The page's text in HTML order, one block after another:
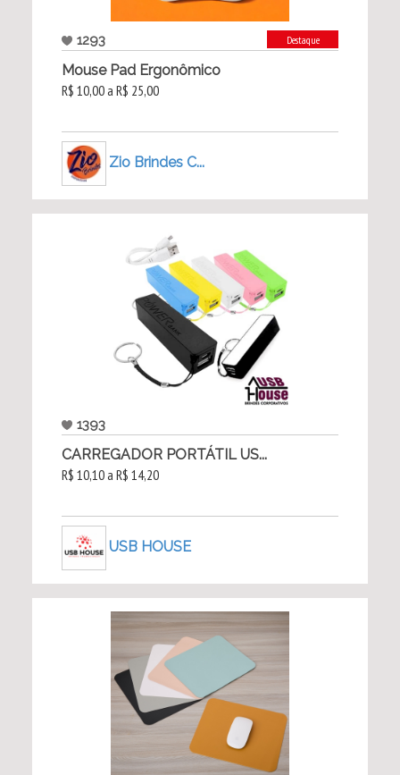
1293 Destaque
Mouse Pad Ergonômico
R$ 10,00 a R$ 25,00
Zio Brindes C...
1393
CARREGADOR PORTÁTIL US...
R$ 10,10 a R$ 14,20
USB HOUSE